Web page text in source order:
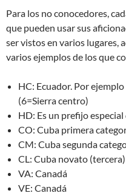
Para los no conocedores,
que pueden usar sus
ser vistos en varios lugares,
varios ejemplos de los que
HC: Ecuador. Por
(6=Sierra centro)
HD: Es un prefijo
CO: Cuba primera
CM: Cuba segunda
CL: Cuba novato (tercera)
VA: Canadá
VE: Canadá